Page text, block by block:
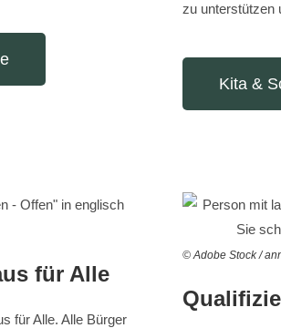
zu unterstützen
Kita &
für Alle
für Alle. Alle Bürger
© Adobe Stock /